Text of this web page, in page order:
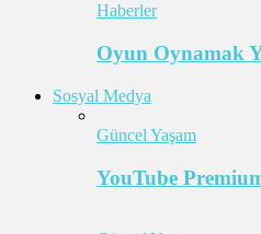
Haberler
Oyun Oynamak
Sosyal Medya
Güncel Yaşam
YouTube